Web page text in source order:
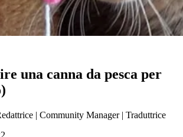
una canna da pesca per
| Community Manager | Traduttrice